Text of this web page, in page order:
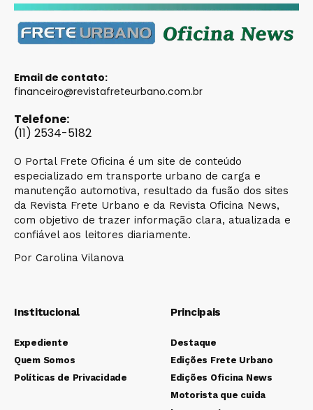
Email de contato:
financeiro@revistafreteurbano.com.br
Telefone:
(11) 2534-5182
O Portal Frete Oficina é um site de conteúdo
especializado em transporte urbano de carga e
manutenção automotiva, resultado da fusão dos sites
da Revista Frete Urbano e da Revista Oficina News,
com objetivo de trazer informação clara, atualizada e
confiável aos leitores diariamente.
Por Carolina Vilanova
Institucional
Expediente
Quem Somos
Políticas de Privacidade
Principais
Destaque
Edições Frete Urbano
Edições Oficina News
Motorista que cuida